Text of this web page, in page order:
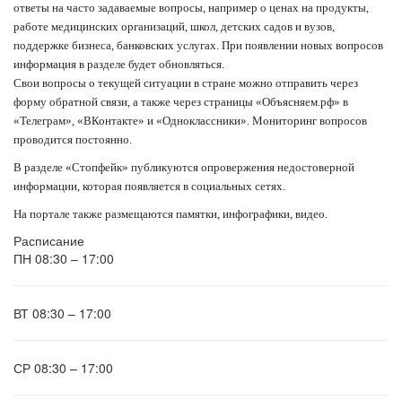
ответы на часто задаваемые вопросы, например о ценах на продукты,
работе медицинских организаций, школ, детских садов и вузов,
поддержке бизнеса, банковских услугах. При появлении новых вопросов
информация в разделе будет обновляться.
Свои вопросы о текущей ситуации в стране можно отправить через
форму обратной связи, а также через страницы «Объясняем.рф» в
«Телеграм», «ВКонтакте» и «Одноклассники». Мониторинг вопросов
проводится постоянно.
В разделе «Стопфейк» публикуются опровержения недостоверной
информации, которая появляется в социальных сетях.
На портале также размещаются памятки, инфографики, видео.
Расписание
ПН 08:30 – 17:00
ВТ 08:30 – 17:00
СР 08:30 – 17:00